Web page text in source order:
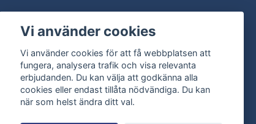
Vi använder cookies
Vi använder cookies för att få webbplatsen att
fungera, analysera trafik och visa relevanta
erbjudanden. Du kan välja att godkänna alla
cookies eller endast tillåta nödvändiga. Du kan
när som helst ändra ditt val.